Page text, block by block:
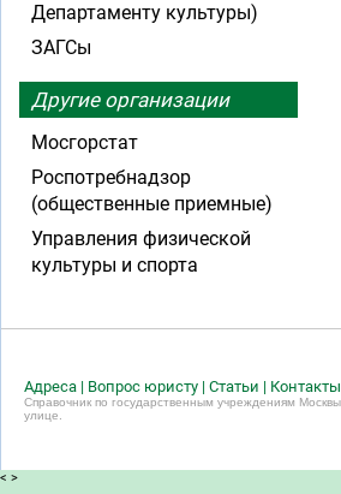
Департаменту культуры)
ЗАГСы
Другие организации
Мосгорстат
Роспотребнадзор
(общественные приемные)
Управления физической
культуры и спорта
Адреса | Вопрос юристу | Статьи |
Справочник по государственным учреждениям
улице.
< >